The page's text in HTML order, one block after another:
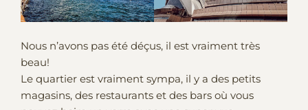
Nous n’avons pas été déçus, il est vraiment très
beau!
Le quartier est vraiment sympa, il y a des petits
magasins, des restaurants et des bars où vous